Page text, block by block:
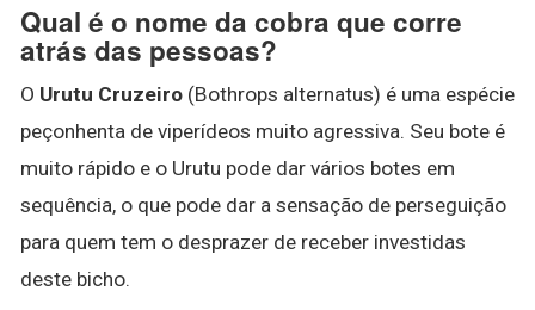
Qual é o nome da cobra que corre
atrás das pessoas?
O Urutu Cruzeiro (Bothrops alternatus) é uma espécie
peçonhenta de viperídeos muito agressiva. Seu bote é
muito rápido e o Urutu pode dar vários botes em
sequência, o que pode dar a sensação de perseguição
para quem tem o desprazer de receber investidas
deste bicho.